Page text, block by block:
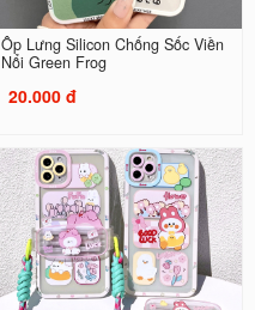
Ốp Lưng Silicon Chống Sốc Viền
Nổi Green Frog
20.000 đ